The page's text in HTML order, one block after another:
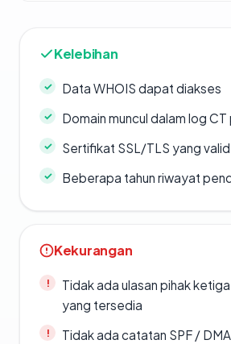
Kelebihan
Data WHOIS dapat diakses
Domain muncul dalam log CT
Sertifikat SSL/TLS yang valid
Beberapa tahun riwayat
Kekurangan
Tidak ada ulasan pihak
yang tersedia
Tidak ada catatan SPF /